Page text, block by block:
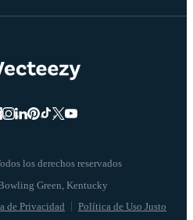
los derechos reservados
de Privacidad Política de Uso Justo